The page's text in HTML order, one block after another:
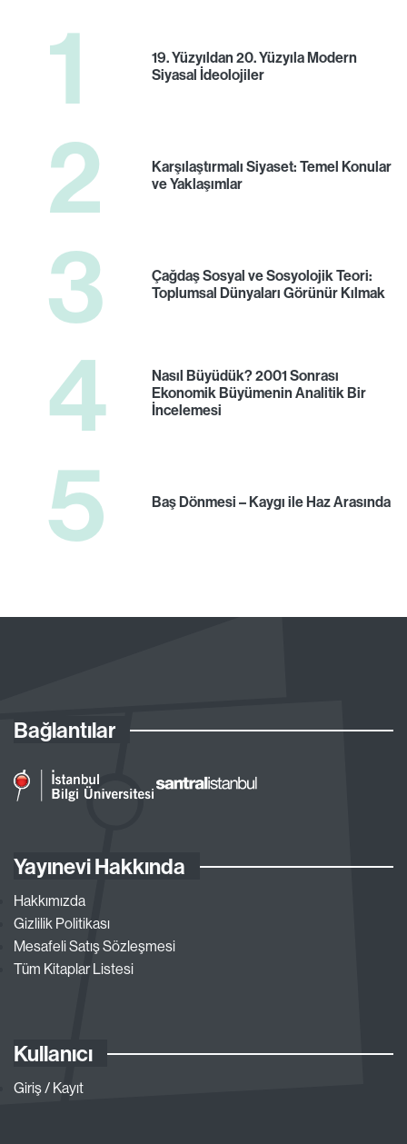
1
19. Yüzyıldan 20. Yüzyıla Modern
Siyasal İdeolojiler
2
Karşılaştırmalı Siyaset: Temel Konular
ve Yaklaşımlar
3
Çağdaş Sosyal ve Sosyolojik Teori:
Toplumsal Dünyaları Görünür Kılmak
4
Nasıl Büyüdük? 2001 Sonrası
Ekonomik Büyümenin Analitik Bir
İncelemesi
5 Baş Dönmesi – Kaygı ile Haz Arasında
Bağlantılar
Yayınevi Hakkında
Hakkımızda
Gizlilik Politikası
Mesafeli Satış Sözleşmesi
Tüm Kitaplar Listesi
Kullanıcı
Giriş / Kayıt